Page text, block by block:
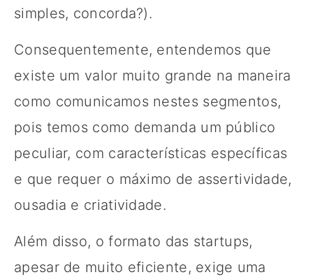
simples, concorda?).
Consequentemente, entendemos que
existe um valor muito grande na maneira
como comunicamos nestes segmentos,
pois temos como demanda um público
peculiar, com características específicas
e que requer o máximo de assertividade,
ousadia e criatividade.
Além disso, o formato das startups,
apesar de muito eficiente, exige uma